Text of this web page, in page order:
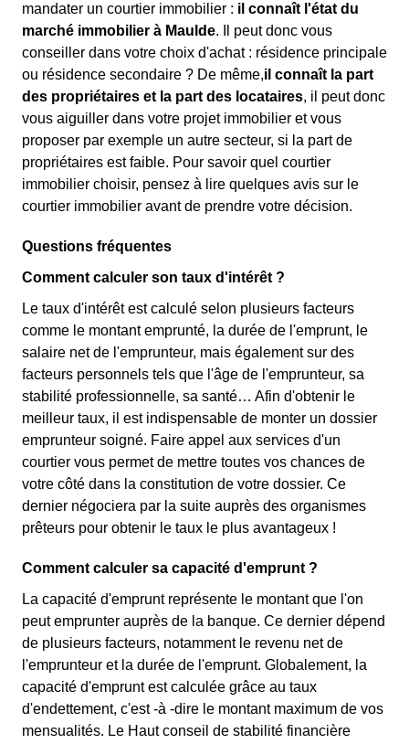
mandater un courtier immobilier : il connaît l'état du
marché immobilier à Maulde. Il peut donc vous
conseiller dans votre choix d'achat : résidence principale
ou résidence secondaire ? De même,il connaît la part
des propriétaires et la part des locataires, il peut donc
vous aiguiller dans votre projet immobilier et vous
proposer par exemple un autre secteur, si la part de
propriétaires est faible. Pour savoir quel courtier
immobilier choisir, pensez à lire quelques avis sur le
courtier immobilier avant de prendre votre décision.
Questions fréquentes
Comment calculer son taux d'intérêt ?
Le taux d'intérêt est calculé selon plusieurs facteurs
comme le montant emprunté, la durée de l'emprunt, le
salaire net de l'emprunteur, mais également sur des
facteurs personnels tels que l'âge de l'emprunteur, sa
stabilité professionnelle, sa santé… Afin d'obtenir le
meilleur taux, il est indispensable de monter un dossier
emprunteur soigné. Faire appel aux services d'un
courtier vous permet de mettre toutes vos chances de
votre côté dans la constitution de votre dossier. Ce
dernier négociera par la suite auprès des organismes
prêteurs pour obtenir le taux le plus avantageux !
Comment calculer sa capacité d'emprunt ?
La capacité d'emprunt représente le montant que l'on
peut emprunter auprès de la banque. Ce dernier dépend
de plusieurs facteurs, notamment le revenu net de
l'emprunteur et la durée de l'emprunt. Globalement, la
capacité d'emprunt est calculée grâce au taux
d'endettement, c'est -à -dire le montant maximum de vos
mensualités. Le Haut conseil de stabilité financière